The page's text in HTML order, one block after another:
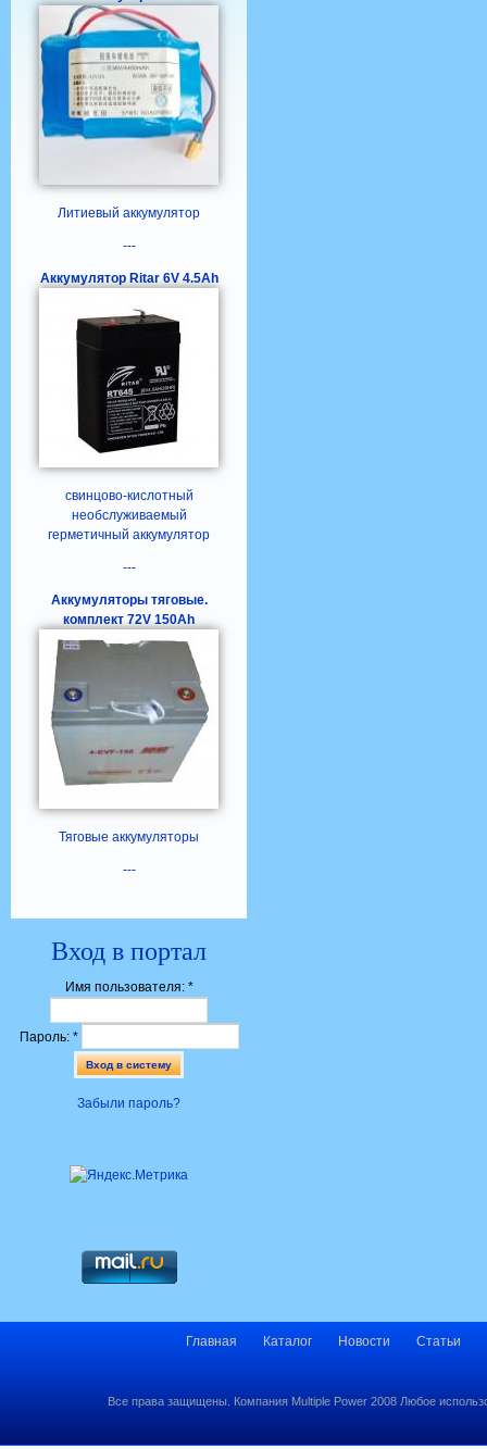
Литиевый аккумулятор
---
Аккумулятор Ritar 6V 4.5Ah
свинцово-кислотный
необслуживаемый
герметичный аккумулятор
---
Аккумуляторы тяговые.
комплект 72V 150Ah
Тяговые аккумуляторы
---
Вход в портал
Имя пользователя: *
Пароль: *
Забыли пароль?
Главная Каталог Новости Статьи
Все права защищены. Компания Multiple Power 2008 Любое